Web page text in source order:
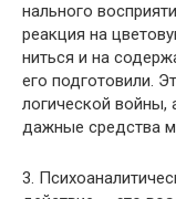
нального
реакция на
ниться и на
его подготовили.
логической
дажные средства
3.